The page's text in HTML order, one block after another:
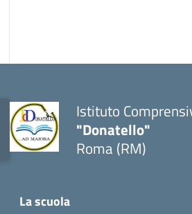
Istituto
"Donatello"
Roma (RM)
La scuola